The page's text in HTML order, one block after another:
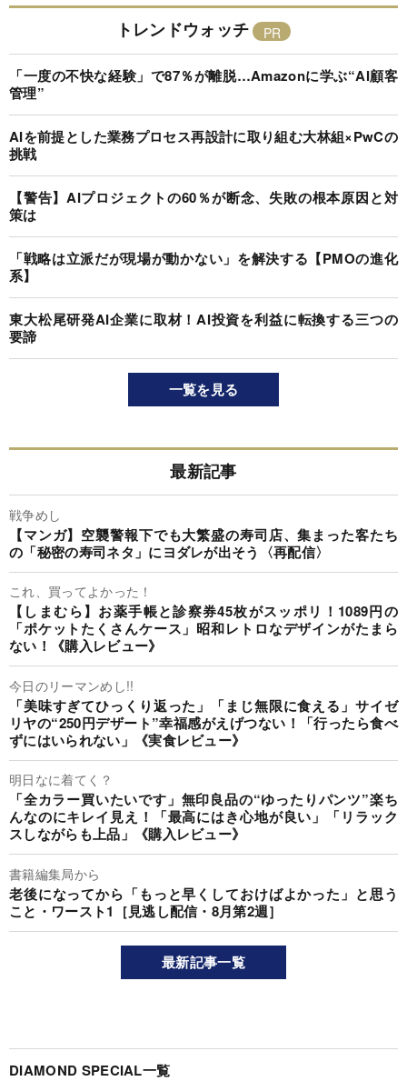
トレンドウォッチ
「一度の不快な経験」で87％が離脱…Amazonに学ぶ“AI顧客
管理”
AIを前提とした業務プロセス再設計に取り組む大林組×PwCの
挑戦
【警告】AIプロジェクトの60％が断念、失敗の根本原因と対
策は
「戦略は立派だが現場が動かない」を解決する【PMOの進化
系】
東大松尾研発AI企業に取材！AI投資を利益に転換する三つの
要諦
一覧を見る
最新記事
戦争めし
【マンガ】空襲警報下でも大繁盛の寿司店、集まった客たち
の「秘密の寿司ネタ」にヨダレが出そう〈再配信〉
これ、買ってよかった！
【しまむら】お薬手帳と診察券45枚がスッポリ！1089円の
「ポケットたくさんケース」昭和レトロなデザインがたまら
ない！《購入レビュー》
今日のリーマンめし!!
「美味すぎてひっくり返った」「まじ無限に食える」サイゼ
リヤの“250円デザート”幸福感がえげつない！「行ったら食べ
ずにはいられない」《実食レビュー》
明日なに着てく？
「全カラー買いたいです」無印良品の“ゆったりパンツ”楽ち
んなのにキレイ見え！「最高にはき心地が良い」「リラック
スしながらも上品」《購入レビュー》
書籍編集局から
老後になってから「もっと早くしておけばよかった」と思う
こと・ワースト1［見逃し配信・8月第2週］
最新記事一覧
DIAMOND SPECIAL一覧